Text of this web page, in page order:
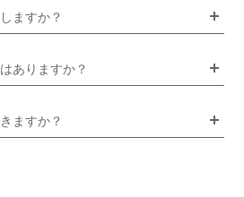
ますか？
ありますか？
ますか？